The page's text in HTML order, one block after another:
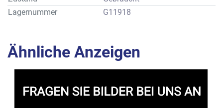
Lagernummer
G11918
Ähnliche Anzeigen